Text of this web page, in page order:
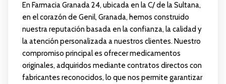
En Farmacia Granada 24, ubicada en la C/ de la Sultana,
en el corazón de Genil, Granada, hemos construido
nuestra reputación basada en la confianza, la calidad y
la atención personalizada a nuestros clientes. Nuestro
compromiso principal es ofrecer medicamentos
originales, adquiridos mediante contratos directos con
fabricantes reconocidos, lo que nos permite garantizar